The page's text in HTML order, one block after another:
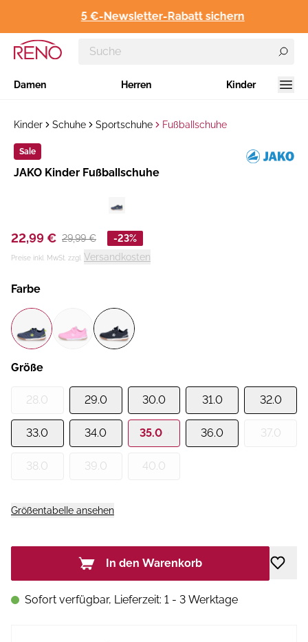
5 €-Newsletter-Rabatt sichern
Damen Herren Kinder
Kinder Schuhe Sportschuhe Fußballschuhe
Sale
Hersteller:
JAKO Kinder Fußballschuhe
22,99 € 29,99 € -23%
Preise inkl. MwSt. zzgl. Versandkosten
Farbe
Größe
28.0 29.0 30.0 31.0 32.0
33.0 34.0 35.0 36.0 37.0
38.0 39.0 40.0
Größentabelle ansehen
In den Warenkorb
Sofort verfügbar, Lieferzeit: 1 - 3 Werktage